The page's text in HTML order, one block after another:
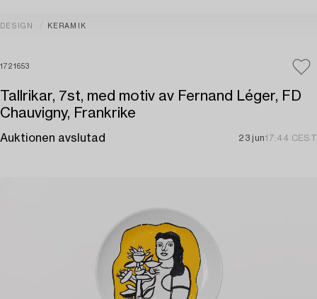
DESIGN KERAMIK
1721653
Tallrikar, 7st, med motiv av Fernand Léger, FD
Chauvigny, Frankrike
Auktionen avslutad 23 jun17:44 CEST